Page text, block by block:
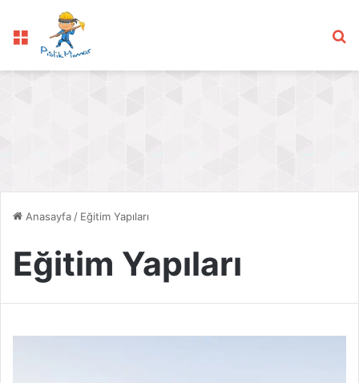
Menü
Anasayfa / Eğitim Yapıları
Eğitim Yapıları